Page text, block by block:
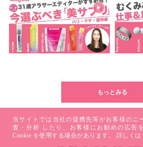
もっとみる
当サイトでは当社の提携先等がお客様のニ
査・分析 したり、お客様にお勧めの広告
Cookie を使用する場合があります。 詳しくは